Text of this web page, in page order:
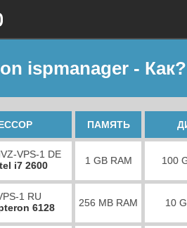
ispmanager - Как?
ПАМЯТЬ
VPS-1 DE
i7 2600
1 GB RAM 100
1 RU
6128
256 MB RAM 10